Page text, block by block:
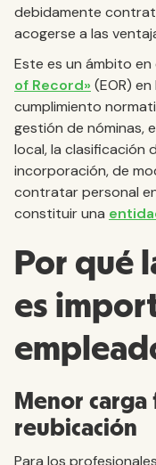
debidamente
acogerse a las
Este es un ámbito
of Record» (EOR)
cumplimiento
gestión de nóminas,
local, la clasificación
incorporación, de
contratar personal
constituir una
Por qué
es
Menor
reubicación
Para los